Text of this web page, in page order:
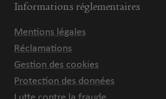
Informations réglementaires
Mentions légales
Réclamations
Gestion des cookies
Protection des données